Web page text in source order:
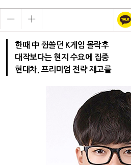
한때 中 휩쓸던 K게임 몰락후
대작보다는 현지 수요에 집중
현대차, 프리미엄 전략 재고를